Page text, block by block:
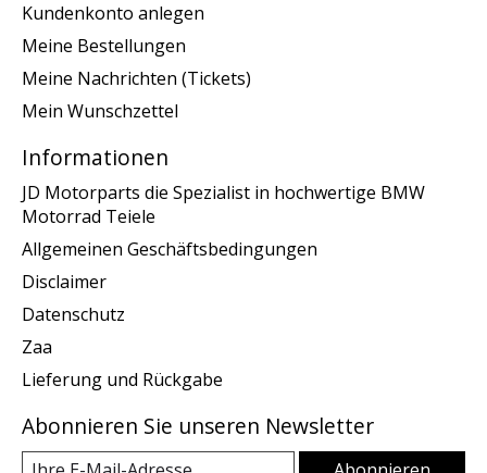
Kundenkonto anlegen
Meine Bestellungen
Meine Nachrichten (Tickets)
Mein Wunschzettel
Informationen
JD Motorparts die Spezialist in hochwertige BMW
Motorrad Teiele
Allgemeinen Geschäftsbedingungen
Disclaimer
Datenschutz
Zaa
Lieferung und Rückgabe
Abonnieren Sie unseren Newsletter